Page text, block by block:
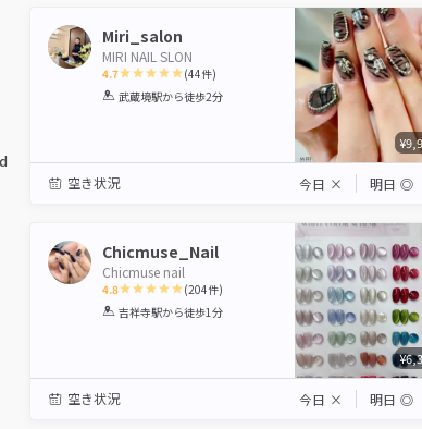
Miri_salon
MIRI NAIL SLON
4.7
1 2 3 4 5
(44件)
武蔵境駅から徒歩2分
空き状況 今日 × 明日 ◎
Chicmuse_Nail
Chicmuse nail
4.8
1 2 3 4 5
(204件)
吉祥寺駅から徒歩1分
空き状況 今日 × 明日 ◎